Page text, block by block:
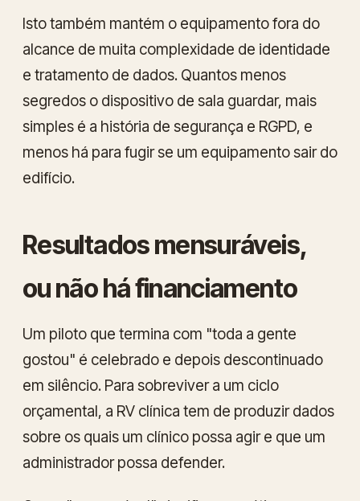
Isto também mantém o equipamento fora do
alcance de muita complexidade de identidade
e tratamento de dados. Quantos menos
segredos o dispositivo de sala guardar, mais
simples é a história de segurança e RGPD, e
menos há para fugir se um equipamento sair do
edifício.
Resultados mensuráveis,
ou não há financiamento
Um piloto que termina com "toda a gente
gostou" é celebrado e depois descontinuado
em silêncio. Para sobreviver a um ciclo
orçamental, a RV clínica tem de produzir dados
sobre os quais um clínico possa agir e que um
administrador possa defender.